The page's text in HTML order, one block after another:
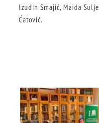
Izudin Smajić, Maida
Ćatović.